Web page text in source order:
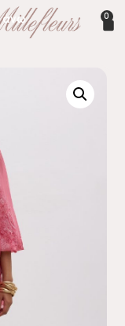
άνω 0